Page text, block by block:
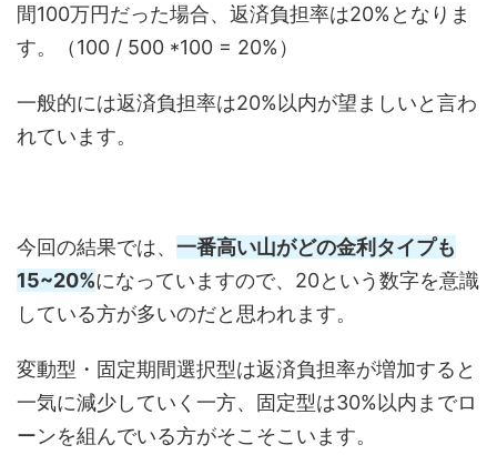
間100万円だった場合、返済負担率は20%となりま
す。（100 / 500 *100 = 20%）
一般的には返済負担率は20%以内が望ましいと言わ
れています。
今回の結果では、 一番高い山がどの金利タイプも
15~20%になっていますので、20という数字を意識
している方が多いのだと思われます。
変動型・固定期間選択型は返済負担率が増加すると
一気に減少していく一方、固定型は30%以内までロ
ーンを組んでいる方がそこそこいます。